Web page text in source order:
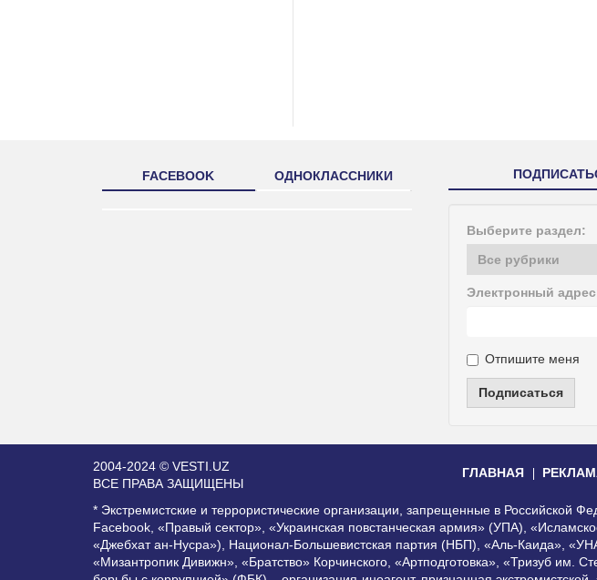
FACEBOOK ОДНОКЛАССНИКИ
Выберите раздел:
Электронный
Отпишите меня
Подписаться
2004-2024 © VESTI.UZ
ВСЕ ПРАВА ЗАЩИЩЕНЫ
ГЛАВНАЯ
* Экстремистские и террористические организации, запрещенные в
Facebook, «Правый сектор», «Украинская повстанческая армия» (УПА),
«Джебхат ан-Нусра»), Национал-Большевистская партия (НБП), «Аль-Каида»,
«Мизантропик Дивижн», «Братство» Корчинского, «Артподготовка», «Тризуб